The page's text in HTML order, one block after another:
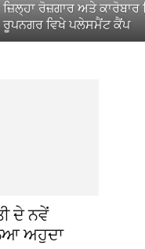
ਜ਼ਿਲ੍ਹਾ ਰੋਜ਼ਗਾਰ ਅਤੇ ਕਾਰੋਬਾਰ
ਰੂਪਨਗਰ ਵਿਖੇ ਪਲੇਸਮੈਂਟ ਕੈਂਪ
ਦੇ ਨਵੇਂ
ਅਹੁਦਾ